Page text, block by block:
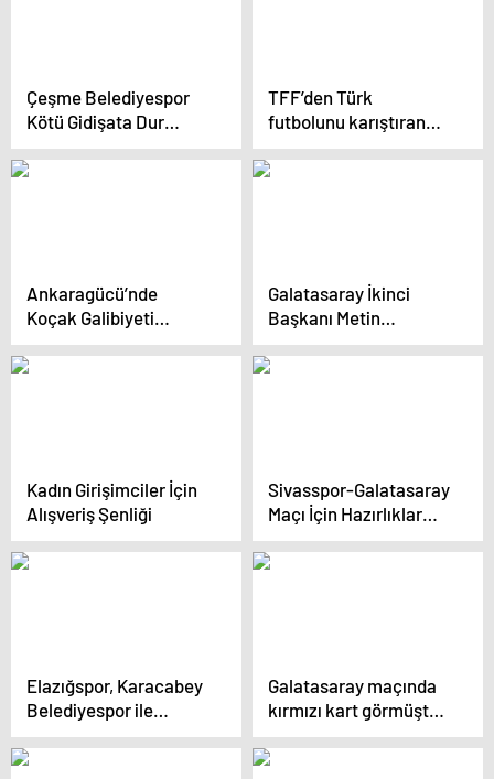
Çeşme Belediyespor
Kötü Gidişata Dur
Diyemedi, Onur Emre
Yaldız Kadro Dışı
TFF’den Türk
futbolunu karıştıran
pozisyon için açıklama
geldi
Ankaragücü’nde
Koçak Galibiyeti
Değerlendirdi
Galatasaray İkinci
Başkanı Metin
Öztürk’ten Sert
Açıklamalar: ‘Barış
Kadın Girişimciler İçin
Alışveriş Şenliği
Sivasspor-Galatasaray
Maçı İçin Hazırlıklar
Devam Ediyor
Elazığspor, Karacabey
Belediyespor ile
Deplasmanda
Karşılaşıyor
Galatasaray maçında
kırmızı kart görmüştü,
yıllar önceki
Fenerbahçe paylaşımı